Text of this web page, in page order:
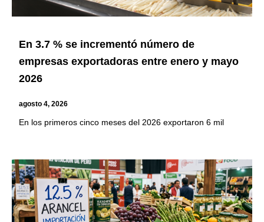
En 3.7 % se incrementó número de
empresas exportadoras entre enero y mayo
2026
agosto 4, 2026
En los primeros cinco meses del 2026 exportaron 6 mil